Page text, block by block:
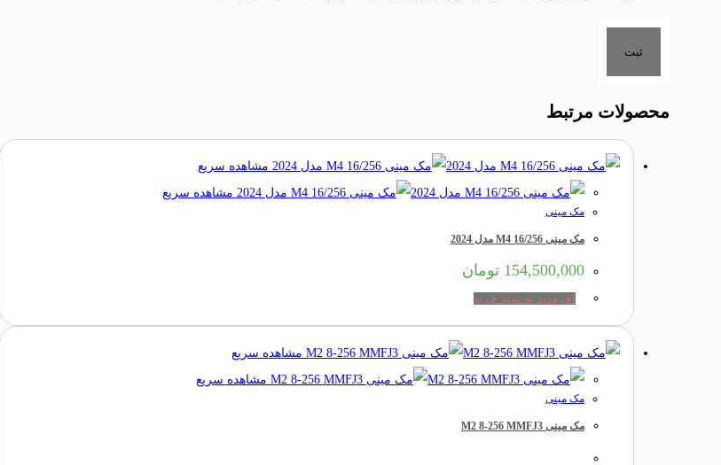
محصولات مرتبط
مشاهده سریع
مشاهده سریع
مک مینی
مک مینی M4 16/256 مدل 2024
154,500,000 تومان
افزودن به سبد خرید
مشاهده سریع
مشاهده سریع
مک مینی
مک مینی M2 8-256 MMFJ3